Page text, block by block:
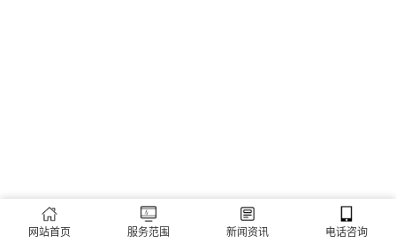
网站首页 服务范围 新闻资讯 电话咨询